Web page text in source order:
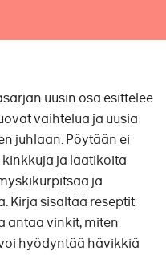
uusin osa esittelee
vaihtelua ja uusia
juhlaan. Pöytään ei
ja laatikoita
ja
Kirja sisältää reseptit
antaa vinkit, miten
hyödyntää hävikkiä